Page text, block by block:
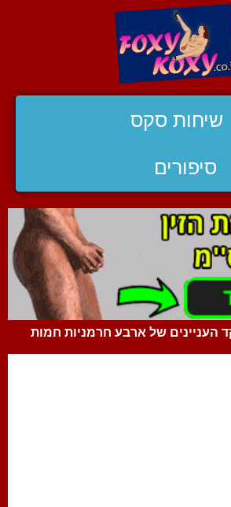
שיחות סקס
סיפורים
העניינים של ארבע חרמניות חמות